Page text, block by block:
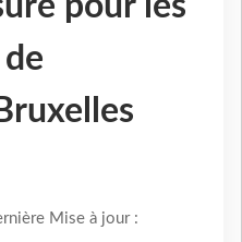
Mise à jour :